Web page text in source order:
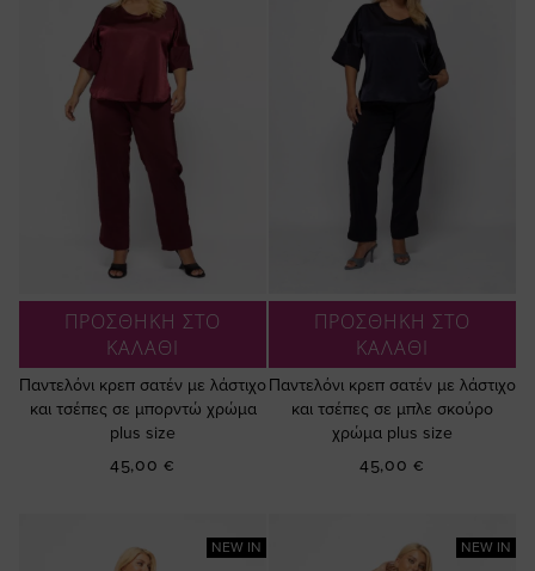
ΠΡΟΣΘΗΚΗ ΣΤΟ
ΚΑΛΑΘΙ
Παντελόνι κρεπ σατέν με λάστιχο
και τσέπες σε μπορντώ χρώμα
plus size
45,00 €
ΠΡΟΣΘΗΚΗ ΣΤΟ
ΚΑΛΑΘΙ
Παντελόνι κρεπ σατέν με λάστιχο
και τσέπες σε μπλε σκούρο
χρώμα plus size
45,00 €
NEW IN NEW IN